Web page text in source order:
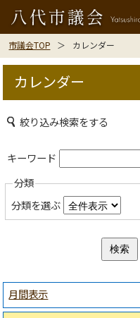
市議会TOP カレンダー
カレンダー
絞り込み検索をする
キーワード
分類
分類を選ぶ
月間表示